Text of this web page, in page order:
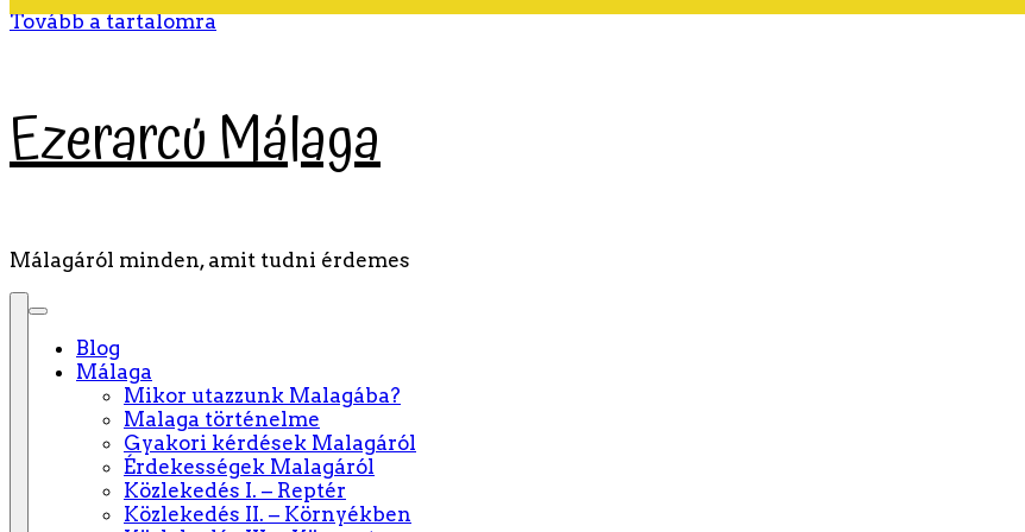
Tovább a tartalomra
Ezerarcú Málaga
Málagáról minden, amit tudni érdemes
Blog
Málaga
Mikor utazzunk Malagába?
Malaga történelme
Gyakori kérdések Malagáról
Érdekességek Malagáról
Közlekedés I. – Reptér
Közlekedés II. – Környékben